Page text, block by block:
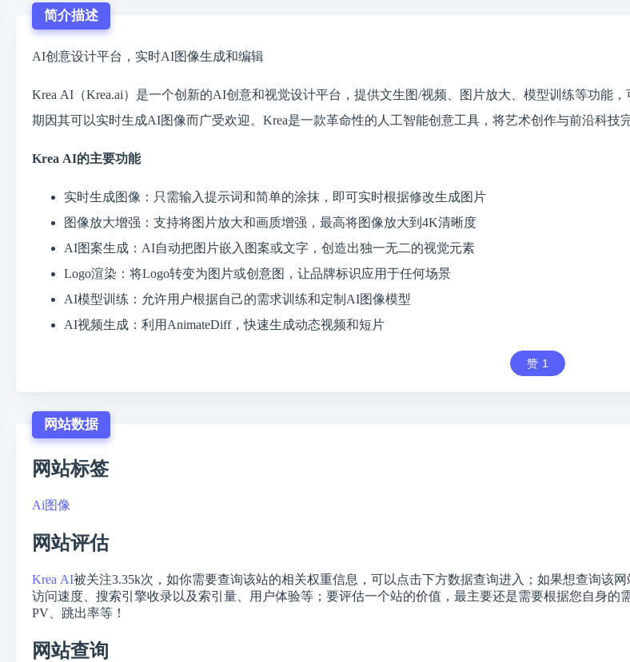
简介描述
AI创意设计平台，实时AI图像生成和编辑
Krea AI（Krea.ai）是一个创新的AI创意和视觉设计平台，提供文生图/视频、图片放大、模型训练等功能
期因其可以实时生成AI图像而广受欢迎。Krea是一款革命性的人工智能创意工具，将艺术创作与前沿科技
Krea AI的主要功能
实时生成图像：只需输入提示词和简单的涂抹，即可实时根据修改生成图片
图像放大增强：支持将图片放大和画质增强，最高将图像放大到4K清晰度
AI图案生成：AI自动把图片嵌入图案或文字，创造出独一无二的视觉元素
Logo渲染：将Logo转变为图片或创意图，让品牌标识应用于任何场景
AI模型训练：允许用户根据自己的需求训练和定制AI图像模型
AI视频生成：利用AnimateDiff，快速生成动态视频和短片
赞 1
网站数据
网站标签
Ai图像
网站评估
Krea AI被关注3.35k次，如你需要查询该站的相关权重信息，可以点击下方数据查询进入；如果想查询该
访问速度、搜索引擎收录以及索引量、用户体验等；要评估一个站的价值，最主要还是需要根据您自身的
PV、跳出率等！
网站查询